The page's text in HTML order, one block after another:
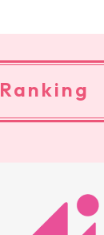
Ranking